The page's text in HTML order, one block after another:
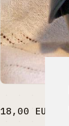
18,00 EUR